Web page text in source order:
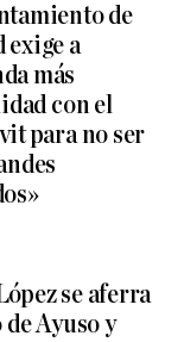
de
a
más
con el
para no ser
se aferra
Ayuso y